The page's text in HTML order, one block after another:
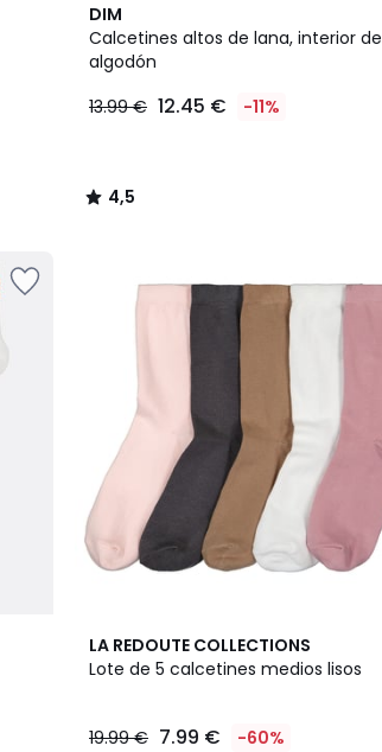
DIM
Calcetines altos de lana, interior de
algodón
13.99 € 12.45 € -11%
4,5
/ 5
4,5
/
LA REDOUTE COLLECTIONS
Lote de 5 calcetines medios lisos
19.99 € 7.99 € -60%
4,4
/ 5